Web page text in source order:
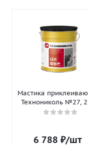
Мастика
Технониколь №27,
6 788 ₽/шт